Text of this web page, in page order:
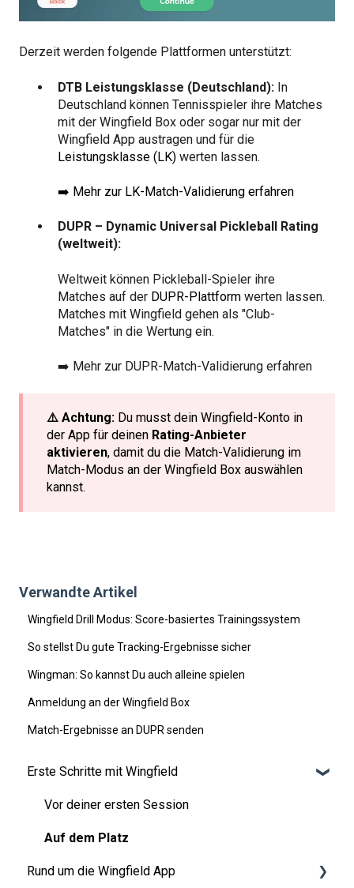
Derzeit werden folgende Plattformen unterstützt:
DTB Leistungsklasse (Deutschland): In
Deutschland können Tennisspieler ihre Matches
mit der Wingfield Box oder sogar nur mit der
Wingfield App austragen und für die
Leistungsklasse (LK) werten lassen.
➡️ Mehr zur LK-Match-Validierung erfahren
DUPR – Dynamic Universal Pickleball Rating
(weltweit):
Weltweit können Pickleball-Spieler ihre
Matches auf der DUPR-Plattform werten lassen.
Matches mit Wingfield gehen als "Club-
Matches" in die Wertung ein.
➡️ Mehr zur DUPR-Match-Validierung erfahren
⚠️ Achtung: Du musst dein Wingfield-Konto in
der App für deinen Rating-Anbieter
aktivieren, damit du die Match-Validierung im
Match-Modus an der Wingfield Box auswählen
kannst.
Verwandte Artikel
Wingfield Drill Modus: Score-basiertes Trainingssystem
So stellst Du gute Tracking-Ergebnisse sicher
Wingman: So kannst Du auch alleine spielen
Anmeldung an der Wingfield Box
Match-Ergebnisse an DUPR senden
Erste Schritte mit Wingfield
Vor deiner ersten Session
Auf dem Platz
Rund um die Wingfield App